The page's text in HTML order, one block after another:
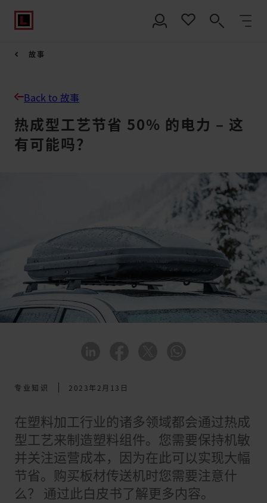
故事
Back to 故事
热成型工艺节省 50% 的电力 – 这
有可能吗？
专业知识 2023年2月13日
在塑料加工行业的诸多领域都会通过热成
型工艺来制造塑料组件。您需要保持机敏
并关注运营成本，因为在此可以实现大幅
节省。购买板材传送机时您需要注意什
么？ 通过此白皮书了解更多内容。